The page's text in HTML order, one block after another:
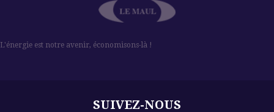
L'énergie est notre avenir, économisons-là !
SUIVEZ-NOUS